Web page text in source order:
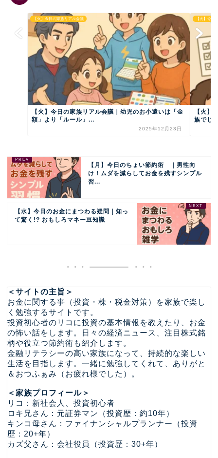
【火】今日の家族リアル会議
【火】今日の家族リアル会議｜幼児のお小遣いは「金
額」より「ルール」...
2025年12月23日
【火】今日
【火
族でじ
【月】今日のちょい節約術 ｜男性向
け！ムダを減らしてお金を残すシンプル
習...
【水】今日のお金にまつわる疑問｜知っ
て驚く!? おもしろマネー豆知識
＜サイトの主旨＞
お金に関する事（投資・株・税金対策）を家族で楽し
く勉強するサイトです。
投資初心者のリコに投資の基本情報を教えたり、お金
の怖い話をします。日々の経済ニュース、注目株式銘
柄や役立つ節約術も紹介します。
金融リテラシーの高い家族になって、持続的な楽しい
生活を目指します。一緒に勉強してくれて、ありがと
＆おつふぁみ（お疲れ様でした）。
＜家族プロフィール＞
リコ：新社会人、投資初心者
ロキ兄さん：元証券マン（投資歴：約10年）
キンコ母さん：ファイナンシャルプランナー（投資
歴：20+年）
カズ父さん：会社役員（投資歴：30+年）